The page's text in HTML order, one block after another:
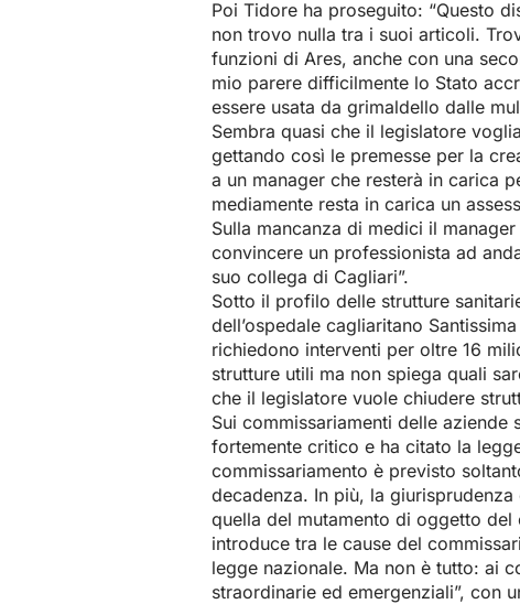
Poi Tidore ha proseguito: “Questo
non trovo nulla tra i suoi articoli.
funzioni di Ares, anche con una
mio parere difficilmente lo Stato
essere usata da grimaldello dalle
Sembra quasi che il legislatore
gettando così le premesse per la
a un manager che resterà in carica
mediamente resta in carica un
Sulla mancanza di medici il
convincere un professionista ad
suo collega di Cagliari”.
Sotto il profilo delle strutture
dell’ospedale cagliaritano
richiedono interventi per oltre 16
strutture utili ma non spiega quali
che il legislatore vuole chiudere
Sui commissariamenti delle
fortemente critico e ha citato la
commissariamento è previsto
decadenza. In più, la
quella del mutamento di oggetto
introduce tra le cause del
legge nazionale. Ma non è tutto: ai
straordinarie ed emergenziali”, con